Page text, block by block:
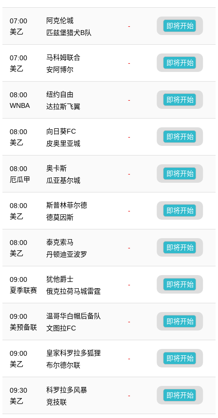
07:00
美乙
阿克伦城
-
匹兹堡猎犬B队
即将开始
07:00
美乙
马科姆联合
-
安阿博尔
即将开始
08:00
WNBA
纽约自由
-
达拉斯飞翼
即将开始
08:00
美乙
向日葵FC
-
皮奥里亚城
即将开始
08:00
厄瓜甲
奥卡斯
-
瓜亚基尔城
即将开始
08:00
美乙
斯普林菲尔德
-
德莫因斯
即将开始
08:00
美乙
泰克索马
-
丹顿迪亚波罗
即将开始
09:00
夏季联赛
犹他爵士
-
俄克拉荷马城雷霆
即将开始
09:00
美预备联
温哥华白帽后备队
-
文图拉FC
即将开始
09:00
美乙
皇家科罗拉多狐狸
-
布尔德尔联
即将开始
09:30
美乙
科罗拉多风暴
-
竞技联
即将开始